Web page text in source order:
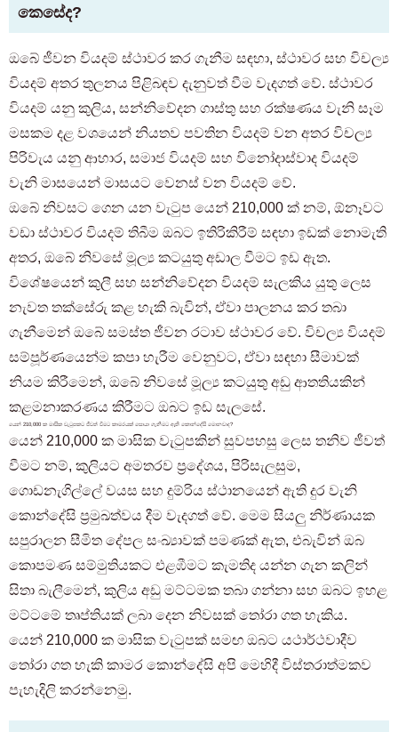
කෙසේද?
ඔබේ ජීවන වියදම් ස්ථාවර කර ගැනීම සඳහා, ස්ථාවර සහ විචල්‍ය
වියදම් අතර තුලනය පිළිබඳව දැනුවත් වීම වැදගත් වේ. ස්ථාවර
වියදම් යනු කුලිය, සන්නිවේදන ගාස්තු සහ රක්ෂණය වැනි සෑම
මසකම දළ වශයෙන් නියතව පවතින වියදම් වන අතර විචල්‍ය
පිරිවැය යනු ආහාර, සමාජ වියදම් සහ විනෝදාස්වාද වියදම්
වැනි මාසයෙන් මාසයට වෙනස් වන වියදම් වේ.
ඔබේ නිවසට ගෙන යන වැටුප යෙන් 210,000 ක් නම්, ඕනෑවට
වඩා ස්ථාවර වියදම් තිබීම ඔබට ඉතිරිකිරීම් සඳහා ඉඩක් නොමැති
අතර, ඔබේ නිවසේ මූල්‍ය කටයුතු අඩාල වීමට ඉඩ ඇත.
විශේෂයෙන් කුලී සහ සන්නිවේදන වියදම් සැලකිය යුතු ලෙස
නැවත තක්සේරු කළ හැකි බැවින්, ඒවා පාලනය කර තබා
ගැනීමෙන් ඔබේ සමස්ත ජීවන රටාව ස්ථාවර වේ. විචල්‍ය වියදම්
සම්පූර්ණයෙන්ම කපා හැරීම වෙනුවට, ඒවා සඳහා සීමාවක්
නියම කිරීමෙන්, ඔබේ නිවසේ මූල්‍ය කටයුතු අඩු ආතතියකින්
කළමනාකරණය කිරීමට ඔබට ඉඩ සැලසේ.
යෙන් 210,000 ක මාසික වැටුපකට ජීවත් වීමට කාමරයක් සොයා ගැනීමට ඇති කොන්දේසි මොනවාද?
යෙන් 210,000 ක මාසික වැටුපකින් සුවපහසු ලෙස තනිව ජීවත්
වීමට නම්, කුලියට අමතරව ප්‍රදේශය, පිරිසැලසුම,
ගොඩනැගිල්ලේ වයස සහ දුම්රිය ස්ථානයෙන් ඇති දුර වැනි
කොන්දේසි ප්‍රමුඛත්වය දීම වැදගත් වේ. මෙම සියලු නිර්ණායක
සපුරාලන සීමිත දේපල සංඛ්‍යාවක් පමණක් ඇත, එබැවින් ඔබ
කොපමණ සම්මුතියකට එළඹීමට කැමතිද යන්න ගැන කලින්
සිතා බැලීමෙන්, කුලිය අඩු මට්ටමක තබා ගන්නා සහ ඔබට ඉහළ
මට්ටමේ තෘප්තියක් ලබා දෙන නිවසක් තෝරා ගත හැකිය.
යෙන් 210,000 ක මාසික වැටුපක් සමඟ ඔබට යථාර්ථවාදීව
තෝරා ගත හැකි කාමර කොන්දේසි අපි මෙහිදී විස්තරාත්මකව
පැහැදිලි කරන්නෙමු.